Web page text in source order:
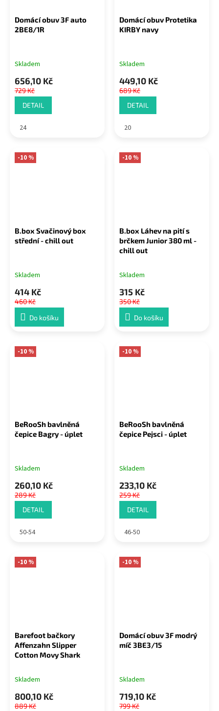
Domácí obuv 3F auto
2BE8/1R
Skladem
656,10 Kč
729 Kč
DETAIL
24
Domácí obuv Protetika
KIRBY navy
Skladem
449,10 Kč
689 Kč
DETAIL
20
-10 %
B.box Svačinový box
střední - chill out
Skladem
414 Kč
460 Kč
Do košíku
-10 %
B.box Láhev na pití s
brčkem Junior 380 ml -
chill out
Skladem
315 Kč
350 Kč
Do košíku
-10 %
BeRooSh bavlněná
čepice Bagry - úplet
Skladem
260,10 Kč
289 Kč
DETAIL
50-54
-10 %
BeRooSh bavlněná
čepice Pejsci - úplet
Skladem
233,10 Kč
259 Kč
DETAIL
46-50
-10 %
Barefoot bačkory
Affenzahn Slipper
Cotton Movy Shark
Skladem
800,10 Kč
889 Kč
-10 %
Domácí obuv 3F modrý
míč 3BE3/15
Skladem
719,10 Kč
799 Kč